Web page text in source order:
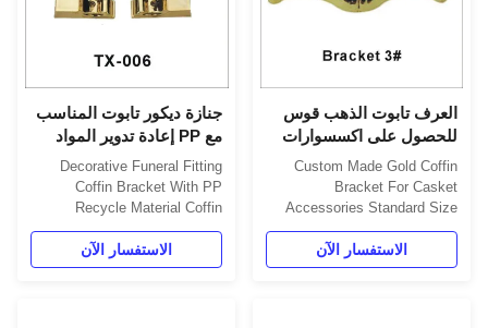
العرف تابوت الذهب قوس
للحصول على اكسسوارات
النعش معيار الحجم
Custom Made Gold Coffin
Bracket For Casket
Accessories Standard Size
Coffin Bracket Specification:
This is used with matching
screw. Item Name TX-Bracket
الاستفسار الآن
جنازة ديكور تابوت المناسب
مع PP إعادة تدوير المواد
Decorative Funeral Fitting
Coffin Bracket With PP
Recycle Material Coffin
Bracket Specification: This is
used with matching screw For
decorating Coffin surface. 1.
الاستفسار الآن